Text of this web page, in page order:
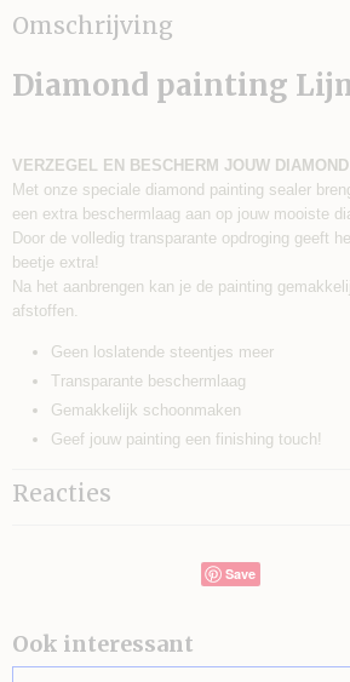
Omschrijving
Diamond painting
VERZEGEL EN BESCHERM JOUW
Met onze speciale diamond painting sealer
een extra beschermlaag aan op jouw mooiste
Door de volledig transparante opdroging geeft
beetje extra!
Na het aanbrengen kan je de painting
afstoffen.
Geen loslatende steentjes meer
Transparante beschermlaag
Gemakkelijk schoonmaken
Geef jouw painting een finishing touch!
Reacties
Save
Ook interessant